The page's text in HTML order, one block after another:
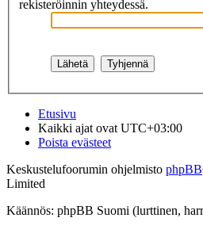
rekisteröinnin yhteydessä.
Etusivu
Kaikki ajat ovat UTC+03:00
Poista evästeet
Keskustelufoorumin ohjelmisto phpBB
Limited
Käännös: phpBB Suomi (lurttinen,